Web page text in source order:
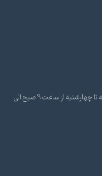
ساعات پاسخ گویی تلفنی و پشتیبانی شنبه تا چهارشنبه از ساعت 9 صبح الی